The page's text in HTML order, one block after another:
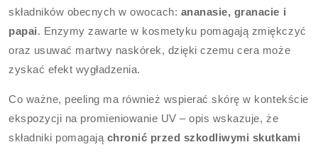
składników obecnych w owocach: ananasie, granacie i
papai. Enzymy zawarte w kosmetyku pomagają zmiękczyć
oraz usuwać martwy naskórek, dzięki czemu cera może
zyskać efekt wygładzenia.
Co ważne, peeling ma również wspierać skórę w kontekście
ekspozycji na promieniowanie UV – opis wskazuje, że
składniki pomagają chronić przed szkodliwymi skutkami